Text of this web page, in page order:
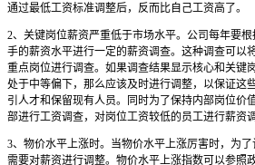
通过最低工资标准调整后，反而比自己工资高了。
2、关键岗位薪资严重低于市场水平。公司每年要
手的薪资水平进行一定的薪资调查。这种调查可以
重点岗位进行调查。如果调查结果显示核心和关键
处于中等偏下，那么应该及时进行调整，以保证这
引人才和保留现有人员。同时为了保持内部岗位价
部进行工资调查，对岗位工资较低的员工进行薪资调
3、物价水平上涨时。当物价水平上涨厉害时，为了
需要对薪资进行调整。物价水平上涨指数可以参照